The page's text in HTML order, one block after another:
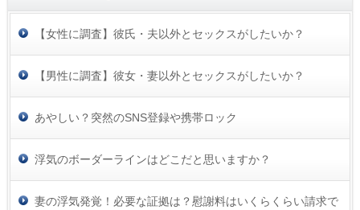
【女性に調査】彼氏・夫以外とセックスがしたいか？
【男性に調査】彼女・妻以外とセックスがしたいか？
あやしい？突然のSNS登録や携帯ロック
浮気のボーダーラインはどこだと思いますか？
妻の浮気発覚！必要な証拠は？慰謝料はいくらくらい請求で